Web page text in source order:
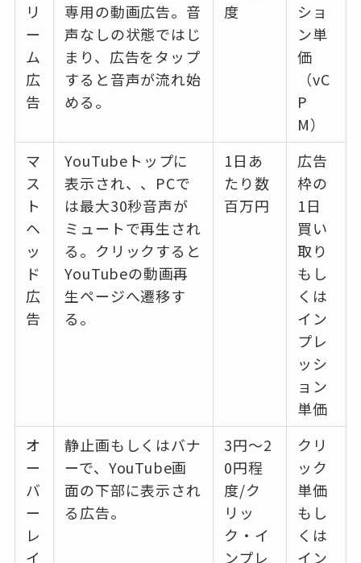
リ
ー
ム
広
告
専用の動画広告。音
声なしの状態ではじ
まり、広告をタップ
すると音声が流れ始
める。
度
ショ
ン単
価
（vC
P
M）
マ
ス
ト
ヘ
ッ
ド
広
告
YouTubeトップに
表示され、、PCで
は最大30秒音声が
ミュートで再生され
る。クリックすると
YouTubeの動画再
生ページへ遷移す
る。
1日あ
たり数
百万円
広告
枠の
1日
買い
取り
もし
くは
イン
プレ
ッシ
ョン
単価
オ
ー
バ
ー
レ
イ
静止画もしくはバナ
ーで、YouTube画
面の下部に表示され
る広告。
3円〜2
0円程
度/ク
リッ
ク・イ
ンプレ
クリ
ック
単価
もし
くは
イン